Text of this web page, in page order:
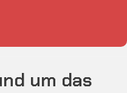
um das